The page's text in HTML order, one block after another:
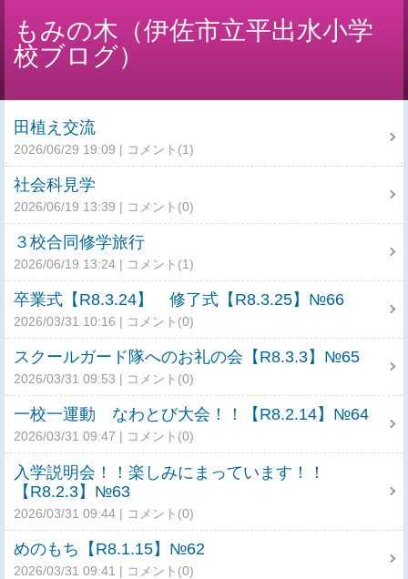
もみの木（伊佐市立平出水小学
校ブログ）
田植え交流
2026/06/29 19:09 コメント(1)
社会科見学
2026/06/19 13:39 コメント(0)
３校合同修学旅行
2026/06/19 13:24 コメント(1)
卒業式【R8.3.24】 修了式【R8.3.25】№66
2026/03/31 10:16 コメント(0)
スクールガード隊へのお礼の会【R8.3.3】№65
2026/03/31 09:53 コメント(0)
一校一運動 なわとび大会！！【R8.2.14】№64
2026/03/31 09:47 コメント(0)
入学説明会！！楽しみにまっています！！
【R8.2.3】№63
2026/03/31 09:44 コメント(0)
めのもち【R8.1.15】№62
2026/03/31 09:41 コメント(0)